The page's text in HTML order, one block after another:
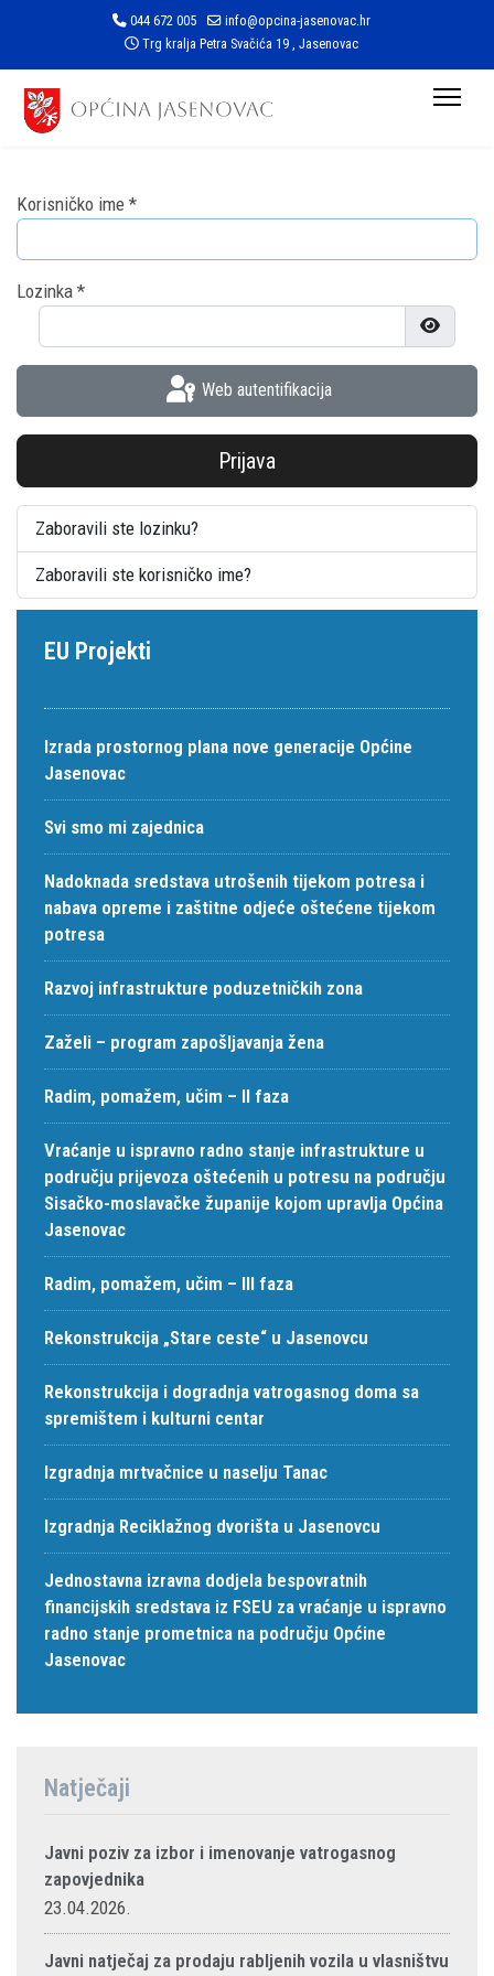
044 672 005
info@opcina-jasenovac.hr
Trg kralja Petra Svačića 19 , Jasenovac
Korisničko ime *
Lozinka *
Prikaži
Web autentifikacija
Prijava
Zaboravili ste lozinku?
Zaboravili ste korisničko ime?
EU Projekti
Izrada prostornog plana nove generacije Općine
Jasenovac
Svi smo mi zajednica
Nadoknada sredstava utrošenih tijekom potresa i
nabava opreme i zaštitne odjeće oštećene tijekom
potresa
Razvoj infrastrukture poduzetničkih zona
Zaželi – program zapošljavanja žena
Radim, pomažem, učim – II faza
Vraćanje u ispravno radno stanje infrastrukture u
području prijevoza oštećenih u potresu na području
Sisačko-moslavačke županije kojom upravlja Općina
Jasenovac
Radim, pomažem, učim – III faza
Rekonstrukcija „Stare ceste“ u Jasenovcu
Rekonstrukcija i dogradnja vatrogasnog doma sa
spremištem i kulturni centar
Izgradnja mrtvačnice u naselju Tanac
Izgradnja Reciklažnog dvorišta u Jasenovcu
Jednostavna izravna dodjela bespovratnih
financijskih sredstava iz FSEU za vraćanje u ispravno
radno stanje prometnica na području Općine
Jasenovac
Natječaji
Javni poziv za izbor i imenovanje vatrogasnog
zapovjednika
23.04.2026.
Javni natječaj za prodaju rabljenih vozila u vlasništvu